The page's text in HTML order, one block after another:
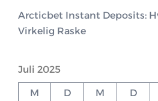
Arcticbet Instant Deposits:
Virkelig Raske
Juli 2025
M D M D